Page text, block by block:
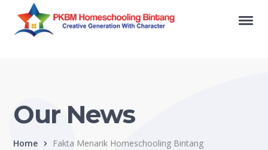
Our News
Home Fakta Menarik Homeschooling Bintang